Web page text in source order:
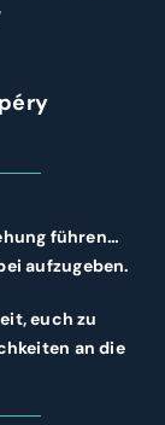
führen…
aufzugeben.
euch zu
an die